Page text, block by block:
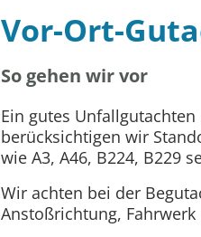
Vor-Ort-
So gehen wir vor
Ein gutes
berücksichtigen wir
wie A3, A46, B224, B229
Wir achten bei der
Anstoßrichtung,